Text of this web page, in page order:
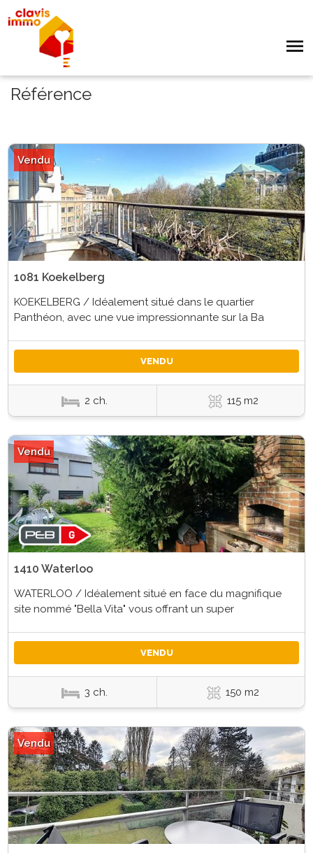
Référence
Vendu
1081 Koekelberg
KOEKELBERG / Idéalement situé dans le quartier
Panthéon, avec une vue impressionnante sur la Ba
VENDU
2 ch. 115 m2
Vendu
1410 Waterloo
WATERLOO / Idéalement situé en face du magnifique
site nommé "Bella Vita" vous offrant un super
VENDU
3 ch. 150 m2
Vendu